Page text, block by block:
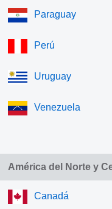
Paraguay
Perú
Uruguay
Venezuela
América del Norte y
Canadá